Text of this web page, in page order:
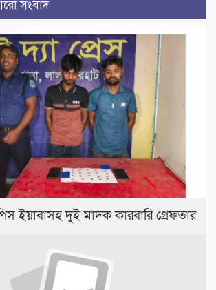
সংবাদ
ইয়াবাসহ দুই মাদক কারবারি গ্রেফতার